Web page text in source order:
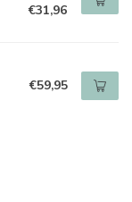
€31,96
€59,95